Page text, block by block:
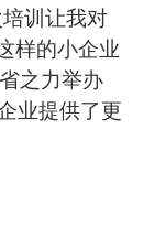
训让我对
样的小企业
之力举办
业提供了更